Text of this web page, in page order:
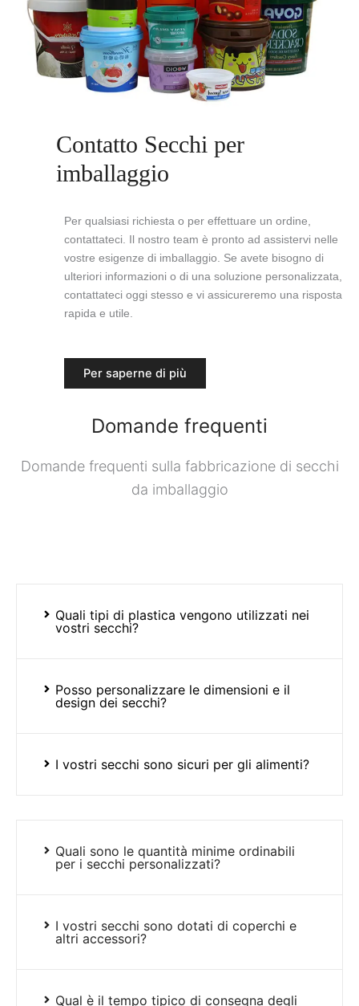
Contatto Secchi per
imballaggio
Per qualsiasi richiesta o per effettuare un ordine,
contattateci. Il nostro team è pronto ad assistervi nelle
vostre esigenze di imballaggio. Se avete bisogno di
ulteriori informazioni o di una soluzione personalizzata,
contattateci oggi stesso e vi assicureremo una risposta
rapida e utile.
Per saperne di più
Domande frequenti
Domande frequenti sulla fabbricazione di secchi
da imballaggio
Quali tipi di plastica vengono utilizzati nei
vostri secchi?
Posso personalizzare le dimensioni e il
design dei secchi?
I vostri secchi sono sicuri per gli alimenti?
Quali sono le quantità minime ordinabili
per i secchi personalizzati?
I vostri secchi sono dotati di coperchi e
altri accessori?
Qual è il tempo tipico di consegna degli